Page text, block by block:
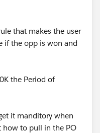
that makes the user
if the opp is won and
the Period of
it manditory when
to pull in the PO